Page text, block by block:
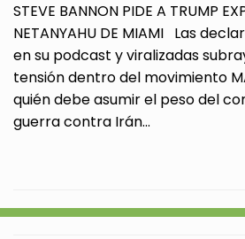
STEVE BANNON PIDE A TRUMP
NETANYAHU DE MIAMI Las
en su podcast y viralizadas
tensión dentro del movimiento
quién debe asumir el peso del
guerra contra Irán...